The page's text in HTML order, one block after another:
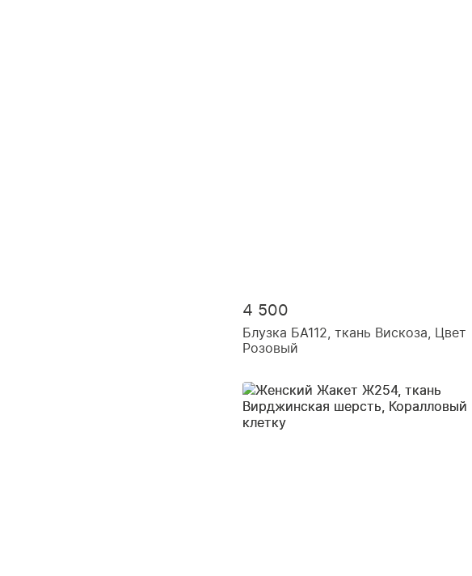
4 500
Блузка БА112, ткань Вискоза, Цвет
Розовый